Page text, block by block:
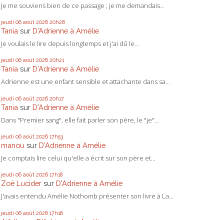
Je me souviens bien de ce passage ; je me demandais...
jeudi 06 août 2026 20h26
Tania sur D'Adrienne à Amélie
Je voulais le lire depuis longtemps et j'ai dû le...
jeudi 06 août 2026 20h21
Tania sur D'Adrienne à Amélie
Adrienne est une enfant sensible et attachante dans sa...
jeudi 06 août 2026 20h17
Tania sur D'Adrienne à Amélie
Dans "Premier sang", elle fait parler son père, le "je"...
jeudi 06 août 2026 17h53
manou sur D'Adrienne à Amélie
Je comptais lire celui qu'elle a écrit sur son père et...
jeudi 06 août 2026 17h18
Zoë Lucider sur D'Adrienne à Amélie
J'avais entendu Amélie Nothomb présenter son livre à La...
jeudi 06 août 2026 17h16